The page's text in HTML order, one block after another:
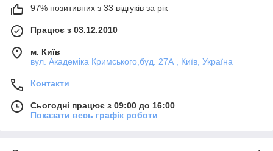
97% позитивних з 33 відгуків за рік
Працює з 03.12.2010
м. Київ
вул. Академіка Кримського,буд. 27А , Київ, Україна
Контакти
Сьогодні працює з 09:00 до 16:00
Показати весь графік роботи